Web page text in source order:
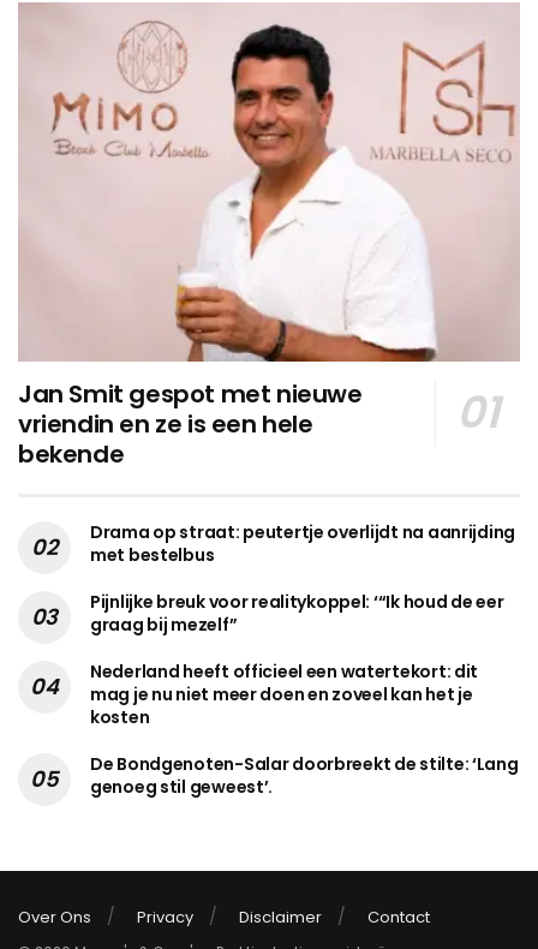
Jan Smit gespot met nieuwe
vriendin en ze is een hele
bekende
Drama op straat: peutertje overlijdt na aanrijding
met bestelbus
Pijnlijke breuk voor realitykoppel: ‘“Ik houd de eer
graag bij mezelf”
Nederland heeft officieel een watertekort: dit
mag je nu niet meer doen en zoveel kan het je
kosten
De Bondgenoten-Salar doorbreekt de stilte: ‘Lang
genoeg stil geweest’.
Over Ons Privacy Disclaimer Contact